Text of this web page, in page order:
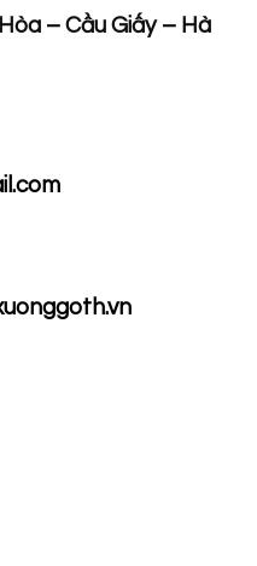
– Cầu Giấy – Hà